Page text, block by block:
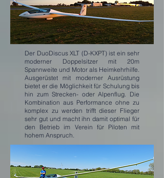
Der DuoDiscus XLT (D-KXPT) ist ein sehr
moderner Doppelsitzer mit 20m
Spannweite und Motor als Heimkehrhilfe.
Ausgerüstet mit moderner Ausrüstung
bietet er die Möglichkeit für Schulung bis
hin zum Strecken- oder Alpenflug. Die
Kombination aus Performance ohne zu
komplex zu werden trifft dieser Flieger
sehr gut und macht ihn damit optimal für
den Betrieb im Verein für Piloten mit
hohem Anspruch.